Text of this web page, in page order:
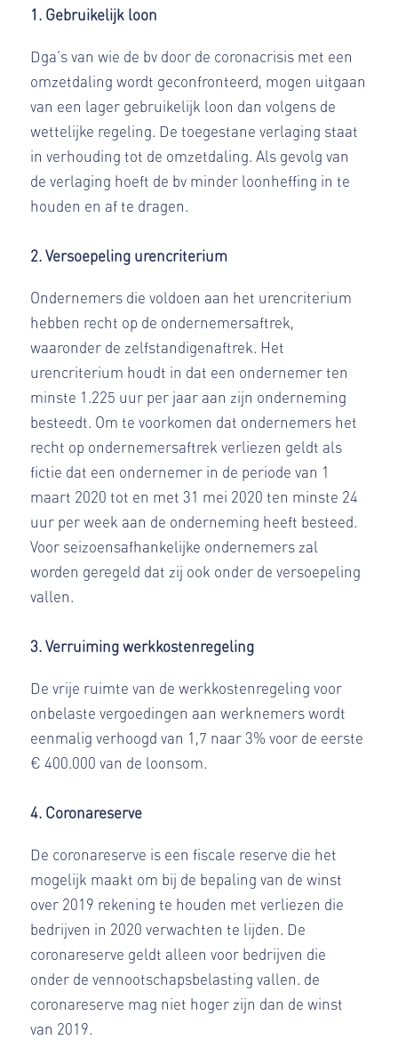
1. Gebruikelijk loon
Dga’s van wie de bv door de coronacrisis met een
omzetdaling wordt geconfronteerd, mogen uitgaan
van een lager gebruikelijk loon dan volgens de
wettelijke regeling. De toegestane verlaging staat
in verhouding tot de omzetdaling. Als gevolg van
de verlaging hoeft de bv minder loonheffing in te
houden en af te dragen.
2. Versoepeling urencriterium
Ondernemers die voldoen aan het urencriterium
hebben recht op de ondernemersaftrek,
waaronder de zelfstandigenaftrek. Het
urencriterium houdt in dat een ondernemer ten
minste 1.225 uur per jaar aan zijn onderneming
besteedt. Om te voorkomen dat ondernemers het
recht op ondernemersaftrek verliezen geldt als
fictie dat een ondernemer in de periode van 1
maart 2020 tot en met 31 mei 2020 ten minste 24
uur per week aan de onderneming heeft besteed.
Voor seizoensafhankelijke ondernemers zal
worden geregeld dat zij ook onder de versoepeling
vallen.
3. Verruiming werkkostenregeling
De vrije ruimte van de werkkostenregeling voor
onbelaste vergoedingen aan werknemers wordt
eenmalig verhoogd van 1,7 naar 3% voor de eerste
€ 400.000 van de loonsom.
4. Coronareserve
De coronareserve is een fiscale reserve die het
mogelijk maakt om bij de bepaling van de winst
over 2019 rekening te houden met verliezen die
bedrijven in 2020 verwachten te lijden. De
coronareserve geldt alleen voor bedrijven die
onder de vennootschapsbelasting vallen. de
coronareserve mag niet hoger zijn dan de winst
van 2019.